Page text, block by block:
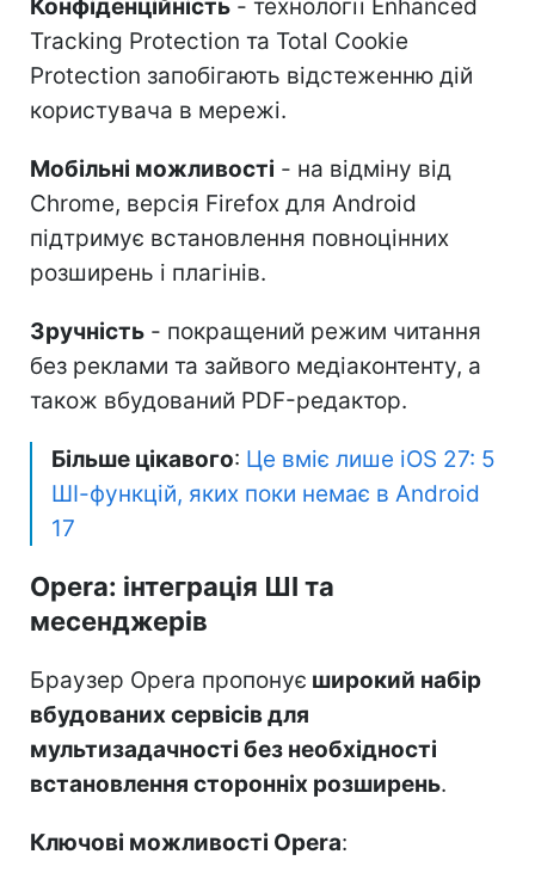
Конфіденційність - технології Enhanced
Tracking Protection та Total Cookie
Protection запобігають відстеженню дій
користувача в мережі.
Мобільні можливості - на відміну від
Chrome, версія Firefox для Android
підтримує встановлення повноцінних
розширень і плагінів.
Зручність - покращений режим читання
без реклами та зайвого медіаконтенту, а
також вбудований PDF-редактор.
Більше цікавого: Це вміє лише iOS 27: 5
ШІ-функцій, яких поки немає в Android
17
Opera: інтеграція ШІ та
месенджерів
Браузер Opera пропонує широкий набір
вбудованих сервісів для
мультизадачності без необхідності
встановлення сторонніх розширень.
Ключові можливості Opera: